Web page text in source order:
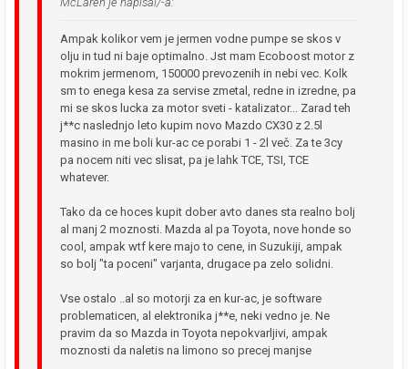
Ampak kolikor vem je jermen vodne pumpe se skos v
olju in tud ni baje optimalno. Jst mam Ecoboost motor z
mokrim jermenom, 150000 prevozenih in nebi vec. Kolk
sm to enega kesa za servise zmetal, redne in izredne, pa
mi se skos lucka za motor sveti - katalizator... Zarad teh
j**c naslednjo leto kupim novo Mazdo CX30 z 2.5l
masino in me boli kur-ac ce porabi 1 - 2l več. Za te 3cy
pa nocem niti vec slisat, pa je lahk TCE, TSI, TCE
whatever.
Tako da ce hoces kupit dober avto danes sta realno bolj
al manj 2 moznosti. Mazda al pa Toyota, nove honde so
cool, ampak wtf kere majo to cene, in Suzukiji, ampak
so bolj "ta poceni" varjanta, drugace pa zelo solidni.
Vse ostalo ..al so motorji za en kur-ac, je software
problematicen, al elektronika j**e, neki vedno je. Ne
pravim da so Mazda in Toyota nepokvarljivi, ampak
moznosti da naletis na limono so precej manjse